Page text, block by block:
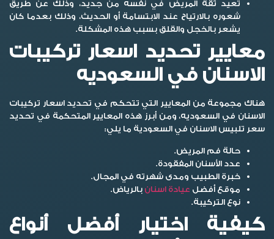
تعيد ثقة المريض في نفسه من جديد، وذلك عن طريق
شعوره بالارتياح عند الابتسامة أو الحديث، وذلك بعدما كان
يشعر بالخجل والقلق بسبب هذه المشكلة.
معايير تحديد اسعار تركيبات
الاسنان في السعوديه
هناك مجموعة من المعايير التي تتحكم في تحديد اسعار تركيبات
الاسنان في السعوديه، ومن أبرز هذه المعايير المتحكمة في تحديد
سعر تلبيس الاسنان في السعودية ما يلي:
حالة فم المريض.
عدد الأسنان المفقودة.
خبرة الطبيب ومدى شهرته في المجال.
موقع أفضل عيادة اسنان بالرياض.
نوع التركيبة.
كيفية اختيار أفضل أنواع